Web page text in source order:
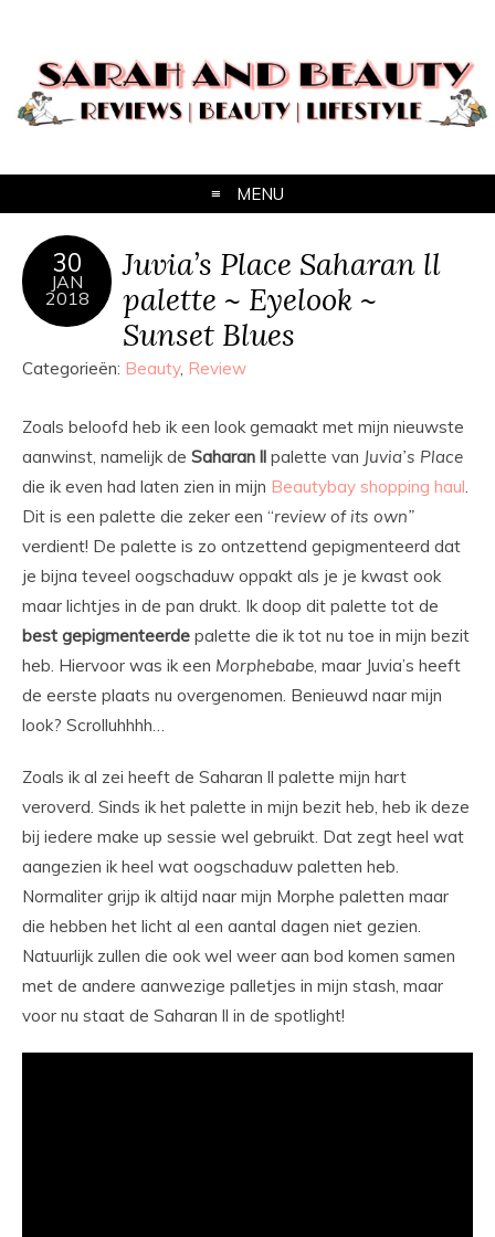
MENU
30
JAN
2018
Juvia’s Place Saharan ll
palette ~ Eyelook ~
Sunset Blues
Categorieën: Beauty, Review
Zoals beloofd heb ik een look gemaakt met mijn nieuwste
aanwinst, namelijk de Saharan ll palette van Juvia’s Place
die ik even had laten zien in mijn Beautybay shopping haul.
Dit is een palette die zeker een “review of its own”
verdient! De palette is zo ontzettend gepigmenteerd dat
je bijna teveel oogschaduw oppakt als je je kwast ook
maar lichtjes in de pan drukt. Ik doop dit palette tot de
best gepigmenteerde palette die ik tot nu toe in mijn bezit
heb. Hiervoor was ik een Morphebabe, maar Juvia’s heeft
de eerste plaats nu overgenomen. Benieuwd naar mijn
look? Scrolluhhhh…
Zoals ik al zei heeft de Saharan ll palette mijn hart
veroverd. Sinds ik het palette in mijn bezit heb, heb ik deze
bij iedere make up sessie wel gebruikt. Dat zegt heel wat
aangezien ik heel wat oogschaduw paletten heb.
Normaliter grijp ik altijd naar mijn Morphe paletten maar
die hebben het licht al een aantal dagen niet gezien.
Natuurlijk zullen die ook wel weer aan bod komen samen
met de andere aanwezige palletjes in mijn stash, maar
voor nu staat de Saharan ll in de spotlight!